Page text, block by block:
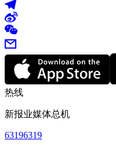
热线
新报业媒体总机
63196319